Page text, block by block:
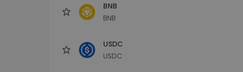
BNB
BNB
USDC
USDC